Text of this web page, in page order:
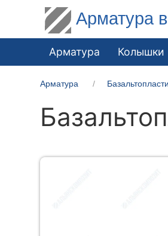
Арматура
Арматура Колышки
Арматура